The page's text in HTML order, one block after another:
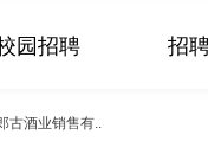
园招聘 招
古酒业销售有..